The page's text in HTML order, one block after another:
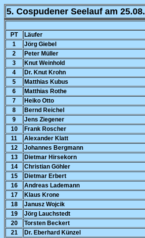
5. Cospudener Seelauf am
PT
Läufer
1
Jörg Giebel
2
Peter Müller
3
Knut Weinhold
4
Dr. Knut Krohn
5
Matthias Kubus
6
Matthias Rothe
7
Heiko Otto
8
Bernd Reichel
9
Jens Ziegener
10
Frank Roscher
11
Alexander Klatt
12
Johannes Bergmann
13
Dietmar Hirsekorn
14
Christian Göhler
15
Dietmar Erbert
16
Andreas Lademann
17
Klaus Krone
18
Janusz Wojcik
19
Jörg Lauchstedt
20
Torsten Beckert
21
Dr. Eberhard Künzel